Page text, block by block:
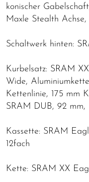
konischer
Maxle Stealth Achse,
Schaltwerk hinten:
Kurbelsatz: SRAM
Wide,
Kettenlinie, 175 mm
SRAM DUB, 92 mm,
Kassette: SRAM
12fach
Kette: SRAM XX